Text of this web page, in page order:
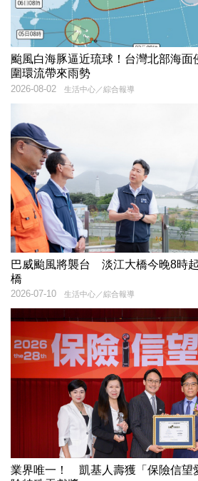
颱風白海豚逼近琉球！台灣北部海
圍環流帶來雨勢
生活中心／綜合報導
2026-08-02
巴威颱風將襲台 淡江大橋今晚8時
橋
生活中心／綜合報導
2026-07-10
業界唯一！ 凱基人壽獲「保險信望